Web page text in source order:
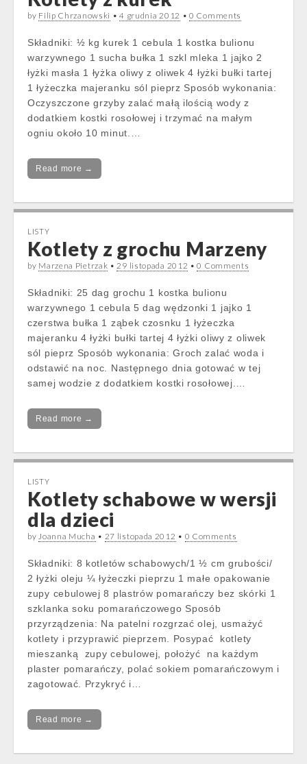
by Filip Chrzanowski •4 grudnia 2012 •0 Comments
Składniki: ½ kg kurek 1 cebula 1 kostka bulionu
warzywnego 1 sucha bułka 1 szkl mleka 1 jajko 2
łyżki masła 1 łyżka oliwy z oliwek 4 łyżki bułki tartej
1 łyżeczka majeranku sól pieprz Sposób wykonania:
Oczyszczone grzyby zalać małą ilością wody z
dodatkiem kostki rosołowej i trzymać na małym
ogniu około 10 minut.…
Read more →
LISTY
Kotlety z grochu Marzeny
by Marzena Pietrzak •29 listopada 2012 •0 Comments
Składniki: 25 dag grochu 1 kostka bulionu
warzywnego 1 cebula 5 dag wędzonki 1 jajko 1
czerstwa bułka 1 ząbek czosnku 1 łyżeczka
majeranku 4 łyżki bułki tartej 4 łyżki oliwy z oliwek
sól pieprz Sposób wykonania: Groch zalać woda i
odstawić na noc. Następnego dnia gotować w tej
samej wodzie z dodatkiem kostki rosołowej.…
Read more →
LISTY
Kotlety schabowe w wersji
dla dzieci
byJoanna Mucha • 27 listopada 2012 • 0 Comments
Składniki: 8 kotletów schabowych/1 ½ cm grubości/
2 łyżki oleju ¼ łyżeczki pieprzu 1 małe opakowanie
zupy cebulowej 8 plastrów pomarańczy bez skórki 1
szklanka soku pomarańczowego Sposób
przyrządzenia: Na patelni rozgrzać olej, usmażyć
kotlety i przyprawić pieprzem. Posypać kotlety
mieszanką zupy cebulowej, położyć na każdym
plaster pomarańczy, polać sokiem pomarańczowym i
zagotować. Przykryć i…
Read more →